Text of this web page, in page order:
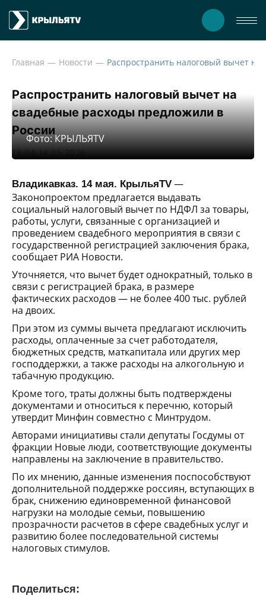
Главная Новости
Распространить налоговый вычет на
свадебные расходы предложили в
России
18:04 14.05.2026
Фото: КРЫЛЬЯTV
Владикавказ. 14 мая. КрыльяTV —
Законопроектом предлагается выдавать
социальный налоговый вычет по НДФЛ за товары,
работы, услуги, связанные с организацией и
проведением свадебного мероприятия в связи с
государственной регистрацией заключения брака,
сообщает РИА Новости.
Уточняется, что вычет будет однократный, только в
связи с регистрацией брака, в размере
фактических расходов — не более 400 тыс. рублей
на двоих.
При этом из суммы вычета предлагают исключить
расходы, оплаченные за счет работодателя,
бюджетных средств, маткапитала или других мер
господдержки, а также расходы на алкогольную и
табачную продукцию.
Кроме того, траты должны быть подтверждены
документами и относиться к перечню, который
утвердит Минфин совместно с Минтрудом.
Авторами инициативы стали депутаты Госдумы от
фракции Новые люди, соответствующие документы
направлены на заключение в правительство.
По их мнению, данные изменения поспособствуют
дополнительной поддержке россиян, вступающих в
брак, снижению единовременной финансовой
нагрузки на молодые семьи, повышению
прозрачности расчетов в сфере свадебных услуг и
развитию более последовательной системы
налоговых стимулов.
Поделиться: